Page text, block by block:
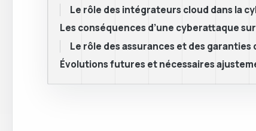
Le rôle des intégrateurs cloud dans la
Les conséquences d’une cyberattaque
Le rôle des assurances et des garanties
Évolutions futures et nécessaires